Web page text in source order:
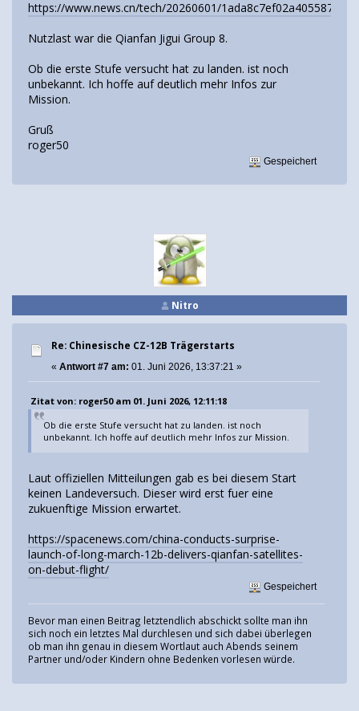
https://www.news.cn/tech/20260601/
Nutzlast war die Qianfan Jigui Group 8.
Ob die erste Stufe versucht hat zu landen. ist noch
unbekannt. Ich hoffe auf deutlich mehr Infos zur
Mission.
Gruß
roger50
Gespeichert
Nitro
Re: Chinesische CZ-12B Trägerstarts
« Antwort #7 am: 01. Juni 2026, 13:37:21 »
Zitat von: roger50 am 01. Juni 2026, 12:11:18
Ob die erste Stufe versucht hat zu landen. ist noch
unbekannt. Ich hoffe auf deutlich mehr Infos zur Mission.
Laut offiziellen Mitteilungen gab es bei diesem Start
keinen Landeversuch. Dieser wird erst fuer eine
zukuenftige Mission erwartet.
https://spacenews.com/china-conducts-surprise-
launch-of-long-march-12b-delivers-qianfan-satellites-
on-debut-flight/
Gespeichert
Bevor man einen Beitrag letztendlich abschickt sollte man ihn
sich noch ein letztes Mal durchlesen und sich dabei überlegen
ob man ihn genau in diesem Wortlaut auch Abends seinem
Partner und/oder Kindern ohne Bedenken vorlesen würde.